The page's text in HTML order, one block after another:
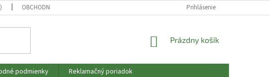
OBCHODNÉ PODMIENKY PODMIENKY OCHRANY OSOBNÝCH ÚDAJOV
Prihlásenie
NÁKUPNÝ
Prázdny košík
podmienky
Reklamačný poriadok